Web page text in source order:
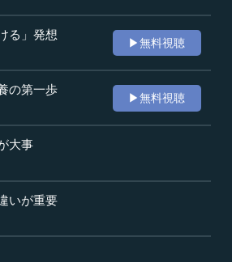
る」発想
▶無料視聴
の第一歩
▶無料視聴
大事
いが重要